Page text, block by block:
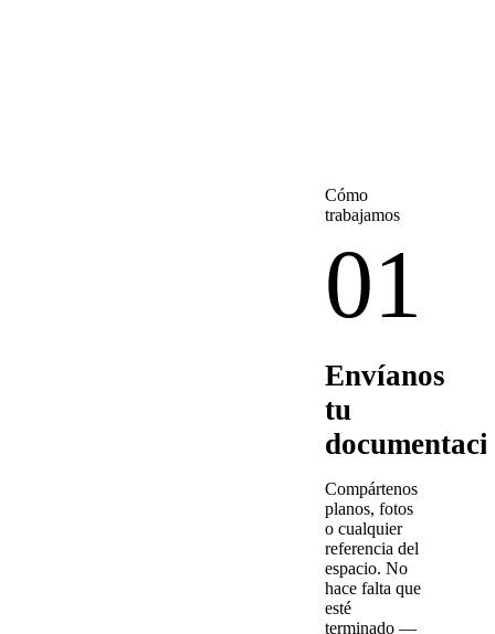
Cómo
trabajamos
01
Envíanos
tu
Compártenos
planos, fotos
o cualquier
referencia del
espacio. No
hace falta que
esté
terminado —